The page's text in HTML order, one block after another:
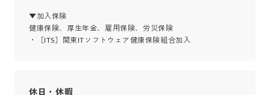
▼加入保険
健康保険、厚生年金、雇用保険、労災保険
・［ITS］関東ITソフトウェア健康保険組合加入
休日・休暇